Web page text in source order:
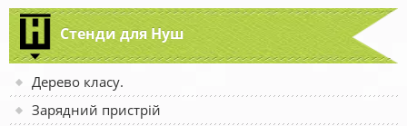
Стенди для Нуш
Дерево класу.
Зарядний пристрій